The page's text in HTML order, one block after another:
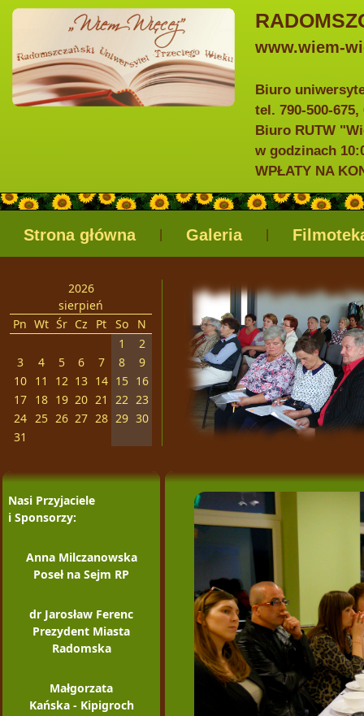
www.wiem-
Biuro
tel. 790-500-675,
Biuro RUTW
w godzinach
WPŁATY NA
Strona główna Galeria
2026
sierpień
Pn Wt Śr Cz Pt So
N
1
2
3
4 5 6 7 8
9
10
11 12 13 14 15 16
17
18 19 20 21 22 23
24
25 26 27 28 29 30
31
Nasi Przyjaciele
i Sponsorzy:
Anna Milczanowska
Poseł na Sejm RP
dr Jarosław Ferenc
Prezydent Miasta
Radomska
Małgorzata
Kańska - Kipigroch